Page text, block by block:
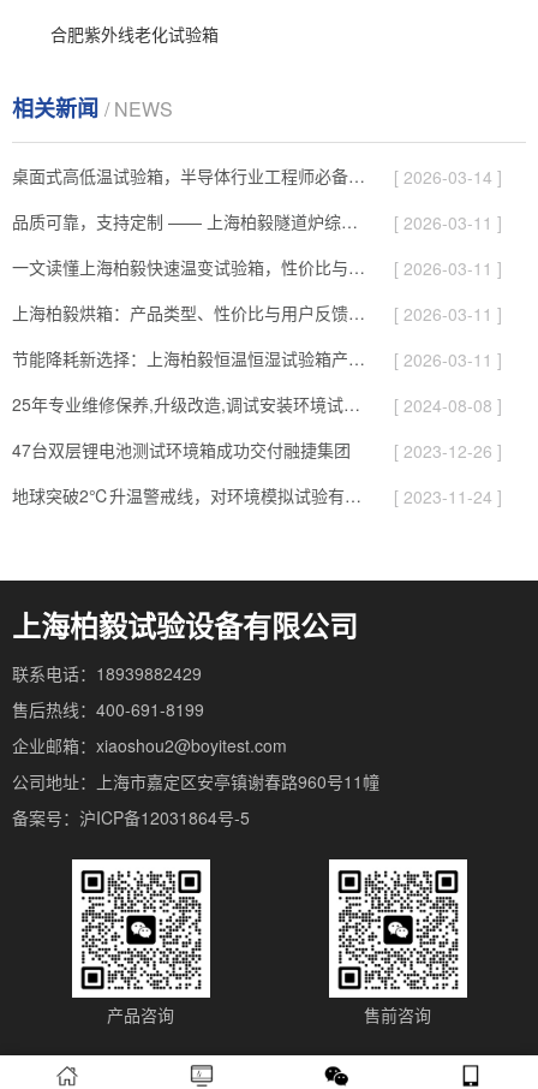
合肥紫外线老化试验箱
相关新闻 / NEWS
桌面式高低温试验箱，半导体行业工程师必备的测试神器
[ 2026-03-14 ]
品质可靠，支持定制 —— 上海柏毅隧道炉综合解析
[ 2026-03-11 ]
一文读懂上海柏毅快速温变试验箱，性价比与服务综合介绍
[ 2026-03-11 ]
上海柏毅烘箱：产品类型、性价比与用户反馈总结
[ 2026-03-11 ]
节能降耗新选择：上海柏毅恒温恒湿试验箱产品与应用亮点
[ 2026-03-11 ]
25年专业维修保养,升级改造,调试安装环境试验设备
[ 2024-08-08 ]
47台双层锂电池测试环境箱成功交付融捷集团
[ 2023-12-26 ]
地球突破2℃升温警戒线，对环境模拟试验有哪些影响
[ 2023-11-24 ]
上海柏毅试验设备有限公司
联系电话：18939882429
售后热线：400-691-8199
企业邮箱：xiaoshou2@boyitest.com
公司地址：上海市嘉定区安亭镇谢春路960号11幢
备案号：沪ICP备12031864号-5
产品咨询 售前咨询